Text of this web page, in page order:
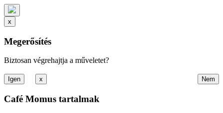
x
Megerősítés
Biztosan végrehajtja a műveletet?
x
Café Momus tartalmak